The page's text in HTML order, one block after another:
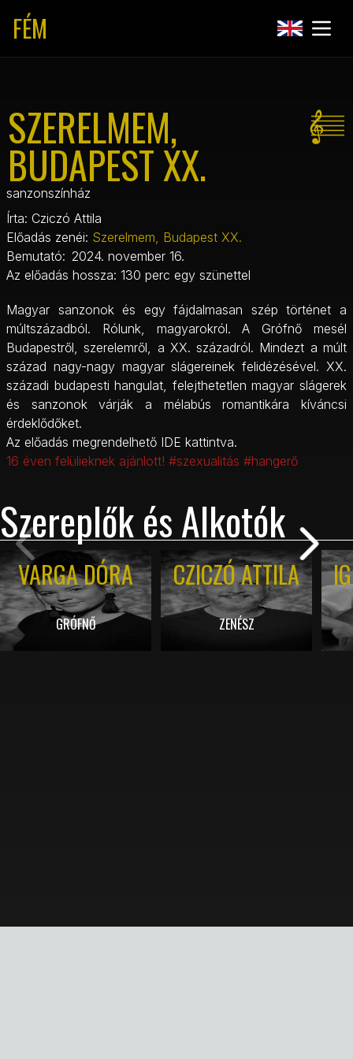
FÉM
SZERELMEM,
BUDAPEST XX.
sanzonszínház
Írta: Cziczó Attila
Előadás zenéi: Szerelmem, Budapest XX.
Bemutató: 2024. november 16.
Az előadás hossza: 130 perc egy szünettel
Magyar sanzonok és egy fájdalmasan szép történet a
múltszázadból. Rólunk, magyarokról. A Grófnő mesél
Budapestről, szerelemről, a XX. századról. Mindezt a múlt
század nagy-nagy magyar slágereinek felidézésével. XX.
századi budapesti hangulat, felejthetetlen magyar slágerek
és sanzonok várják a mélabús romantikára kíváncsi
érdeklődőket.
Az előadás megrendelhető IDE kattintva.
16 éven felülieknek ajánlott! #szexualitás #hangerő
Szereplők és Alkotók
VARGA DÓRA
GRÓFNŐ
CZICZÓ ATTILA
ZENÉSZ